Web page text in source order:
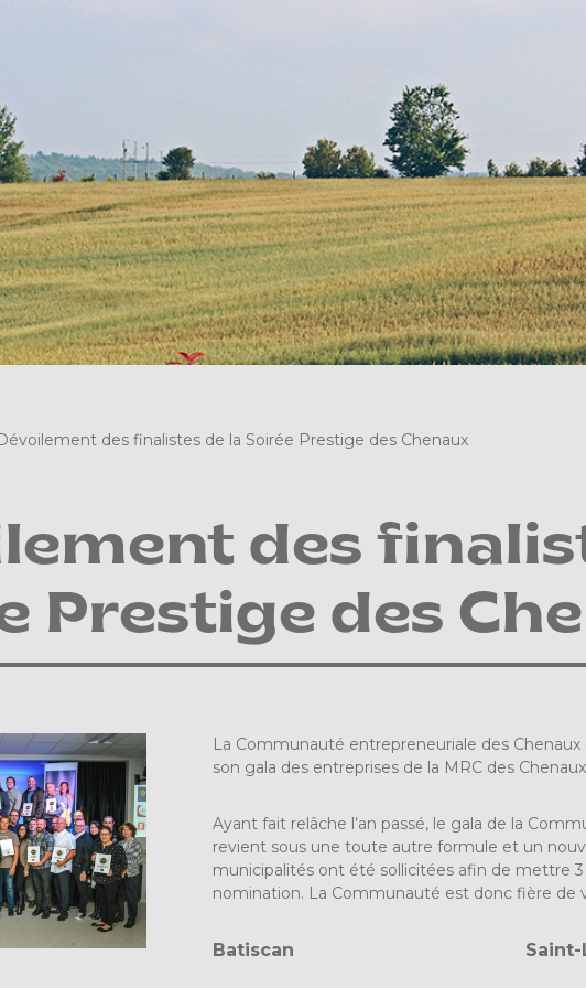
Dévoilement des finalistes de la Soirée Prestige des Chenaux
des
Prestige des
La Communauté entrepreneuriale des
son gala des entreprises de la MRC des
Ayant fait relâche l’an passé, le gala de la
revient sous une toute autre formule et un
municipalités ont été sollicitées afin de mettre
nomination. La Communauté est donc fière de
Batiscan